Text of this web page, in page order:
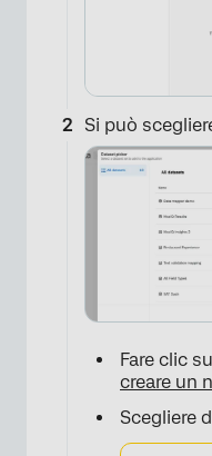
Si può
Fare clic su
creare un
Scegliere